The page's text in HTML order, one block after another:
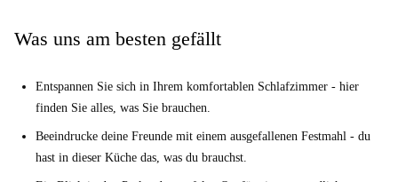
Entspannen und Erholen.
Was uns am besten gefällt
Entspannen Sie sich in Ihrem komfortablen Schlafzimmer - hier
finden Sie alles, was Sie brauchen.
Beeindrucke deine Freunde mit einem ausgefallenen Festmahl - du
hast in dieser Küche das, was du brauchst.